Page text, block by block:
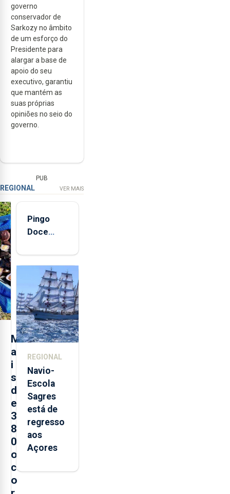
governo
conservador de
Sarkozy no âmbito
de um esforço do
Presidente para
alargar a base de
apoio do seu
executivo, garantiu
que mantém as
suas próprias
opiniões no seio do
governo.
PUB
REGIONAL VER MAIS
M
a
i
s
d
e
3
8
0
o
c
o
Pingo
Doce
quinta-
feira nova
loja em
São
Sebastião
e cria 30
postos de
REGIONAL
Navio-
Escola
Sagres
está de
regresso
aos
Açores